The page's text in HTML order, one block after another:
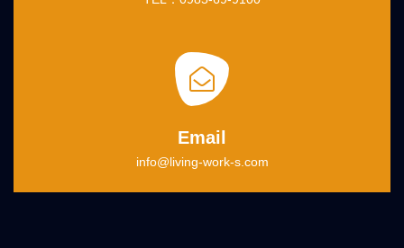
Email
info@living-work-s.com